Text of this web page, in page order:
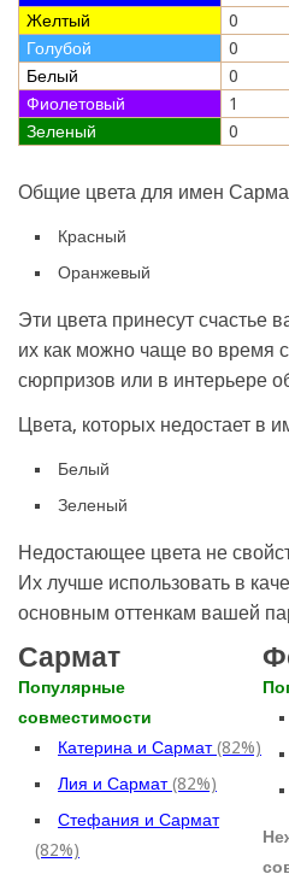
Желтый
0
Голубой
0
Белый
0
Фиолетовый
1
Зеленый
0
Общие цвета для имен
Красный
Оранжевый
Эти цвета принесут счастье
их как можно чаще во время
сюрпризов или в интерьере
Цвета, которых недостает в
Белый
Зеленый
Недостающее цвета не
Их лучше использовать в
основным оттенкам вашей
Сармат
Популярные
совместимости
Катерина и Сармат(82%)
Лия и Сармат(82%)
Стефания и Сармат
(82%)